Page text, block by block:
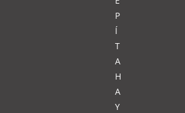
P
Í
T
A
H
A
Y